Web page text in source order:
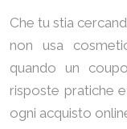
Che tu stia
non usa
quando un
risposte pratiche
ogni acquisto